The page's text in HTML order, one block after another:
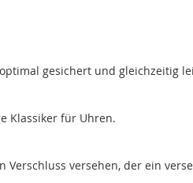
gesichert und gleichzeitig
Klassiker für Uhren.
versehen, der ein